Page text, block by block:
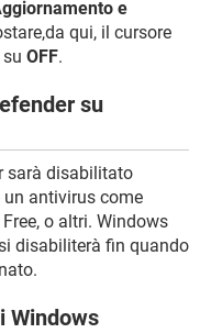
e
qui, il cursore
su OFF.
su
sarà disabilitato
antivirus come
Free, o altri. Windows
disabiliterà fin quando
Windows